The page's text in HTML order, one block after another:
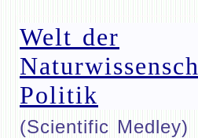
Welt der
Politik
(Scientific Medley)